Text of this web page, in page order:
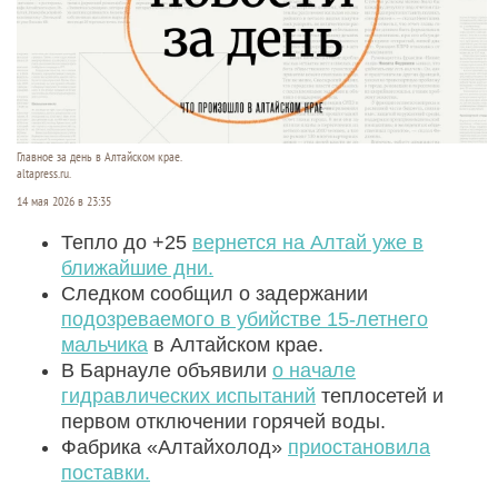
Главное за день в Алтайском крае.
altapress.ru.
14 мая 2026 в 23:35
Тепло до +25 вернется на Алтай уже в
ближайшие дни.
Следком сообщил о задержании
подозреваемого в убийстве 15-летнего
мальчика в Алтайском крае.
В Барнауле объявили о начале
гидравлических испытаний теплосетей и
первом отключении горячей воды.
Фабрика «Алтайхолод» приостановила
поставки.